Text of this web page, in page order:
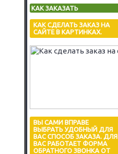
КАК ЗАКАЗАТЬ
КАК СДЕЛАТЬ ЗАКАЗ НА
САЙТЕ В КАРТИНКАХ.
ВЫ САМИ ВПРАВЕ
ВЫБРАТЬ УДОБНЫЙ ДЛЯ
ВАС СПОСОБ ЗАКАЗА. ДЛЯ
ВАС РАБОТАЕТ ФОРМА
ОБРАТНОГО ЗВОНКА ОТ